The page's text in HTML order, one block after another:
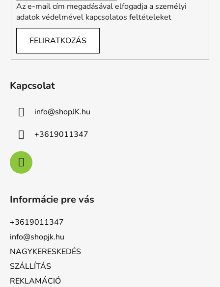
Az e-mail cím megadásával elfogadja a személyi
adatok védelmével kapcsolatos feltételeket
FELIRATKOZÁS
Kapcsolat
info@shopJK.hu
+3619011347
Informácie pre vás
+3619011347
info@shopjk.hu
NAGYKERESKEDÉS
SZÁLLÍTÁS
REKLAMÁCIÓ